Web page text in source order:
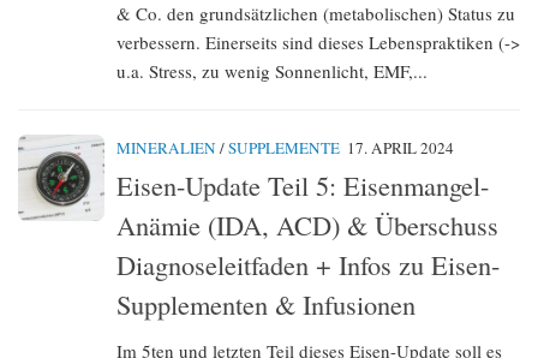
& Co. den grundsätzlichen (metabolischen) Status zu
verbessern. Einerseits sind dieses Lebenspraktiken (->
u.a. Stress, zu wenig Sonnenlicht, EMF,...
MINERALIEN /SUPPLEMENTE 17. APRIL 2024
Eisen-Update Teil 5: Eisenmangel-
Anämie (IDA, ACD) & Überschuss
Diagnoseleitfaden + Infos zu Eisen-
Supplementen & Infusionen
Im 5ten und letzten Teil dieses Eisen-Update soll es